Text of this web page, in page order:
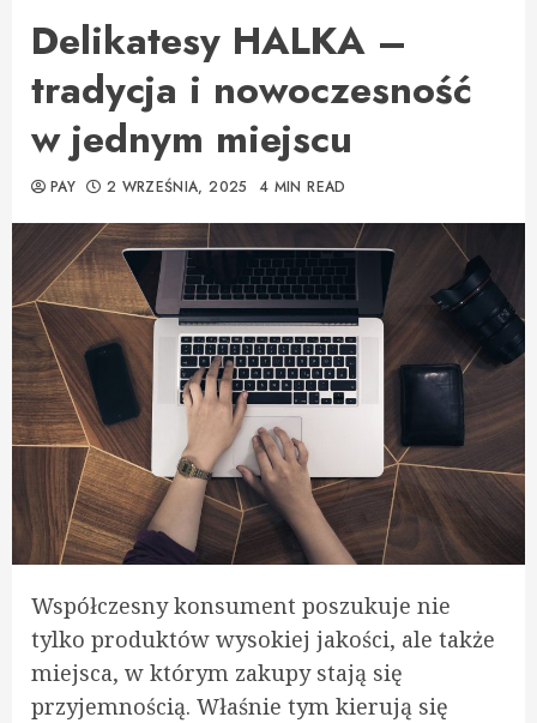
Delikatesy HALKA –
tradycja i nowoczesność
w jednym miejscu
PAY 2 WRZEŚNIA, 2025 4 MIN READ
Współczesny konsument poszukuje nie
tylko produktów wysokiej jakości, ale także
miejsca, w którym zakupy stają się
przyjemnością. Właśnie tym kierują się